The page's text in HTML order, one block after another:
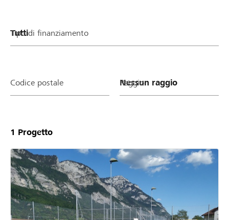
Tipo di finanziamento
Codice postale Raggio
1 Progetto